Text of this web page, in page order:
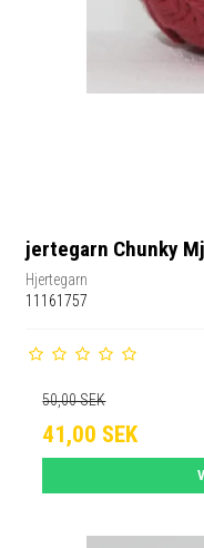
jertegarn Chunky
Hjertegarn
11161757
50,00 SEK
41,00 SEK